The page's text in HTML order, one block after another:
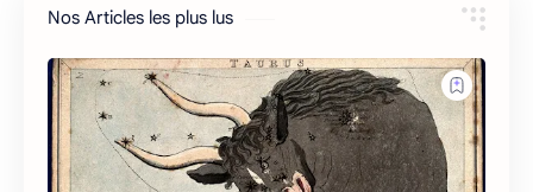
Nos Articles les plus lus